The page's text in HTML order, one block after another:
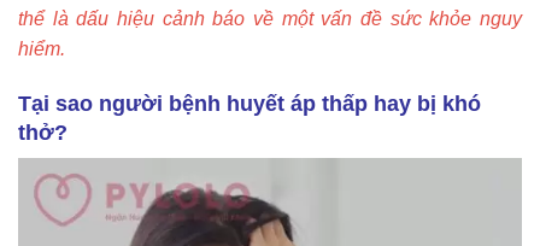
thể là dấu hiệu cảnh báo về một vấn đề sức khỏe nguy
hiểm.
Tại sao người bệnh huyết áp thấp hay bị khó
thở?